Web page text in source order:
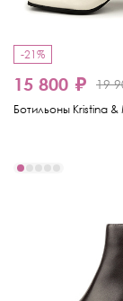
-21%
15 800 ₽ 19
Ботильоны Kristina &